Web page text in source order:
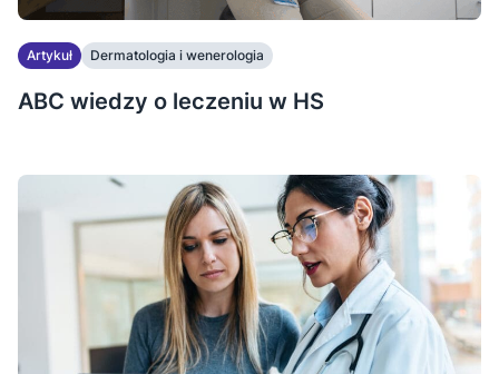
Artykuł Dermatologia i wenerologia
ABC wiedzy o leczeniu w HS